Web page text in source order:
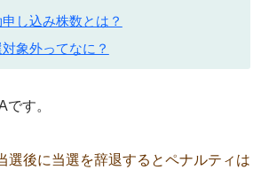
し込み株数とは？
象外ってなに？
す。
選後に当選を辞退するとペナルティは